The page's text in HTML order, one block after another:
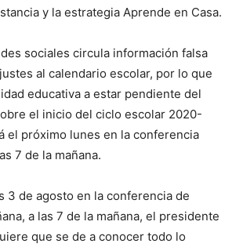
y la estrategia Aprende en Casa.
sociales circula información falsa
al calendario escolar, por lo que
educativa a estar pendiente del
el inicio del ciclo escolar 2020-
el próximo lunes en la conferencia
7 de la mañana.
3 de agosto en la conferencia de
a las 7 de la mañana, el presidente
que se de a conocer todo lo